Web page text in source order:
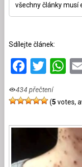
všechny články musí
Sdílejte článek:
434 přečtení
(5 votes,